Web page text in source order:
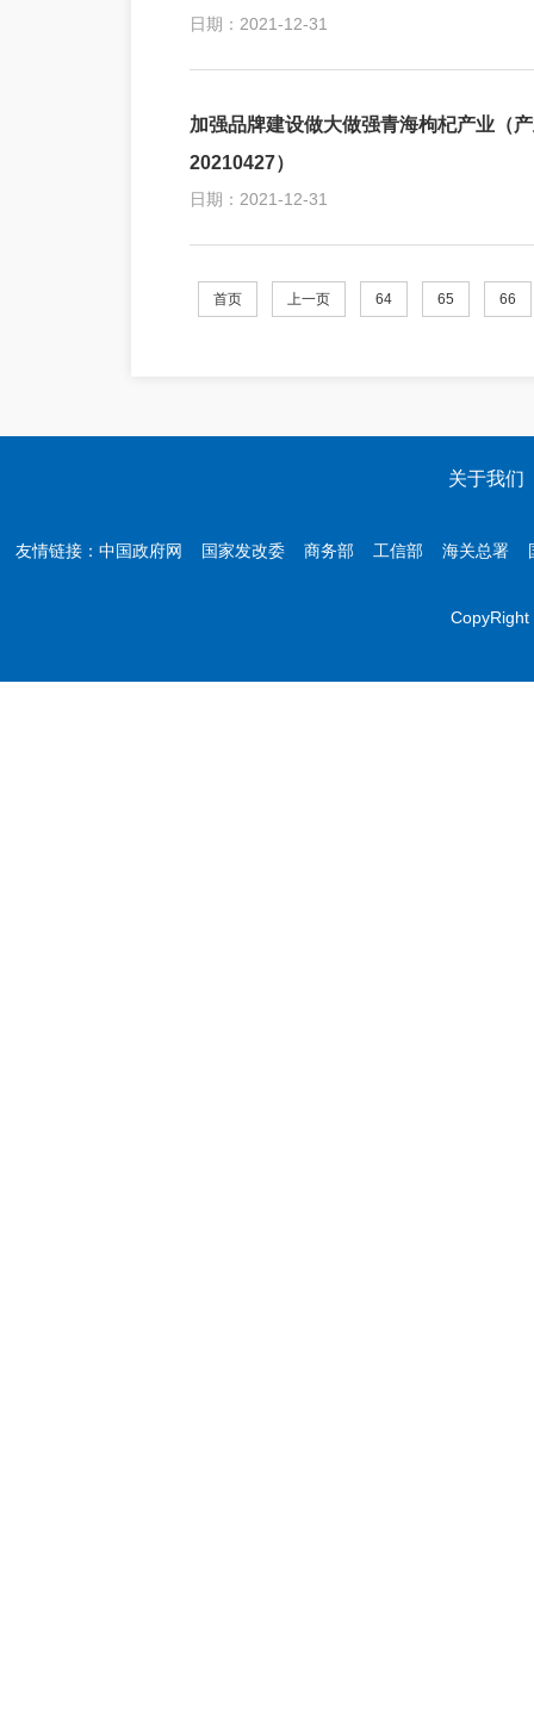
日期：2021-12-31
加强品牌建设做大做强青海枸杞产业（
20210427）
日期：2021-12-31
首页 上一页 64 65 66
关于我们
友情链接： 中国政府网 国家发改委 商务部 工信部 海关总署